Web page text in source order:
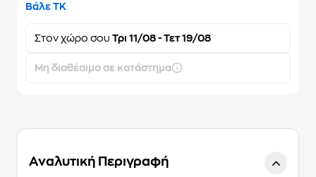
Βάλε ΤΚ
Στον χώρο σου Τρι 11/08 - Τετ 19/08
Μη διαθέσιμο σε κατάστημα
Αναλυτική Περιγραφή